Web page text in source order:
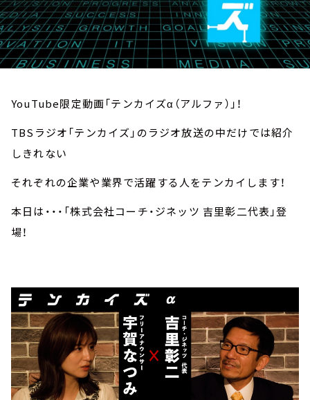
YouTube限定動画「テンカイズα（アルファ）」！
TBSラジオ「テンカイズ」のラジオ放送の中だけでは紹介
しきれない
それぞれの企業や業界で活躍する人をテンカイします！
本日は・・・「株式会社コーチ・ジネッツ 吉里彰二代表」登
場！